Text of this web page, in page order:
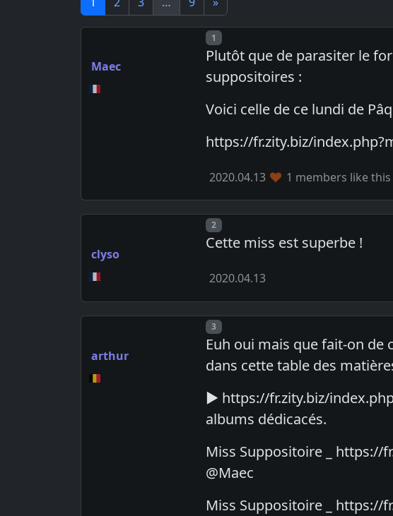
Maec
Post number
1
Plutôt que de parasiter le
suppositoires :
Voici celle de ce lundi de
https://fr.zity.biz/
2020.04.13 1 members like this
clyso
Post number
2
Cette miss est superbe !
2020.04.13
arthur
Post number
3
Euh oui mais que fait-on de
dans cette table des
► https://fr.zity.biz/
albums dédicacés.
Miss Suppositoire _ https://
@Maec
Miss Suppositoire _ https://